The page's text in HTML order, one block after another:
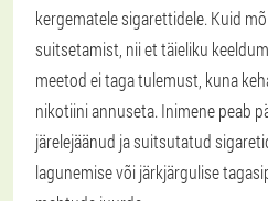
kergematele sigarettidele. Kuid
suitsetamist, nii et täieliku
meetod ei taga tulemust, kuna
nikotiini annuseta. Inimene peab
järelejäänud ja suitsutatud
lagunemise või järkjärgulise